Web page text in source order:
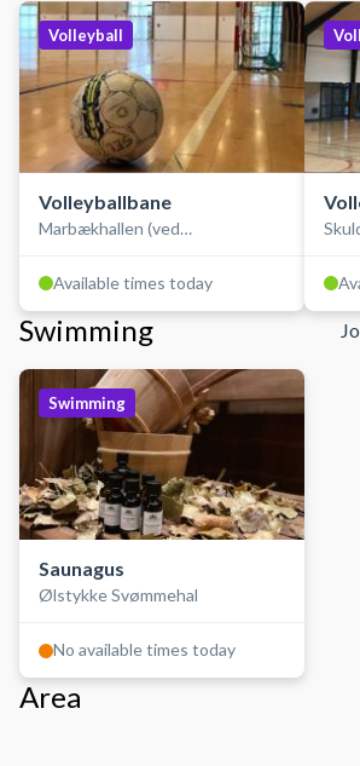
Volleyball
Volleyballbane
Marbækhallen (ved
Available times today
Swimming
Swimming
Saunagus
Ølstykke Svømmehal
No available times today
Area